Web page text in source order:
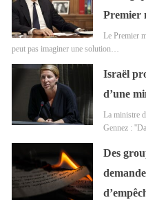
Premier
Le Premier
peut pas imaginer une solution…
Israël
d’une
La ministre
Gennez :
Des